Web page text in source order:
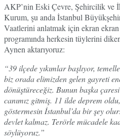
AKP’nin Eski Çevre, Şehircilik ve
Kurum, şu anda İstanbul
Vaatlerini anlatmak için ekran ekran
programında herkesin tüylerini
Aynen aktarıyoruz:
“39 ilçede yıkımlar başlıyor,
biz orada elimizden gelen gayreti
dönüştüreceğiz. Bunun başka
canımız gitmiş. 11 ilde deprem
göstermesin İstanbul’da bir şey
devlet kalmaz. Terörle mücadele
söylüyoruz.”